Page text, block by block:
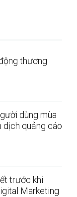
thương
dùng mùa
trước khi
Marketing